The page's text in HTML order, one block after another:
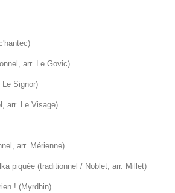
arr. Le Govic)
Le Signor)
arr. Le Visage)
arr. Mérienne)
piquée (traditionnel / Noblet, arr. Millet)
! (Myrdhin)